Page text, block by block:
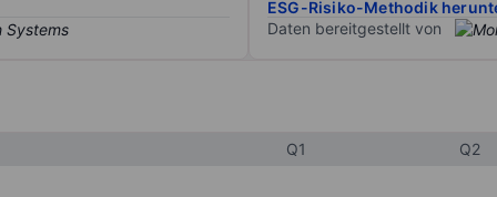
ESG-Risiko-Methodik
Daten bereitgestellt von
Q1 Q2